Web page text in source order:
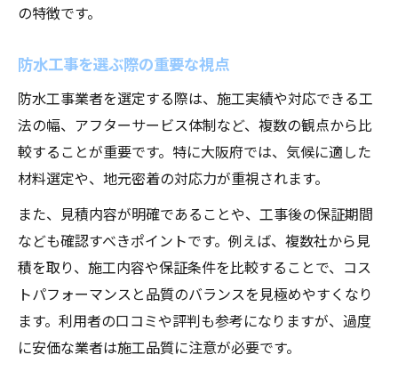
の特徴です。
防水工事を選ぶ際の重要な視点
防水工事業者を選定する際は、施工実績や対応できる工
法の幅、アフターサービス体制など、複数の観点から比
較することが重要です。特に大阪府では、気候に適した
材料選定や、地元密着の対応力が重視されます。
また、見積内容が明確であることや、工事後の保証期間
なども確認すべきポイントです。例えば、複数社から見
積を取り、施工内容や保証条件を比較することで、コス
トパフォーマンスと品質のバランスを見極めやすくなり
ます。利用者の口コミや評判も参考になりますが、過度
に安価な業者は施工品質に注意が必要です。